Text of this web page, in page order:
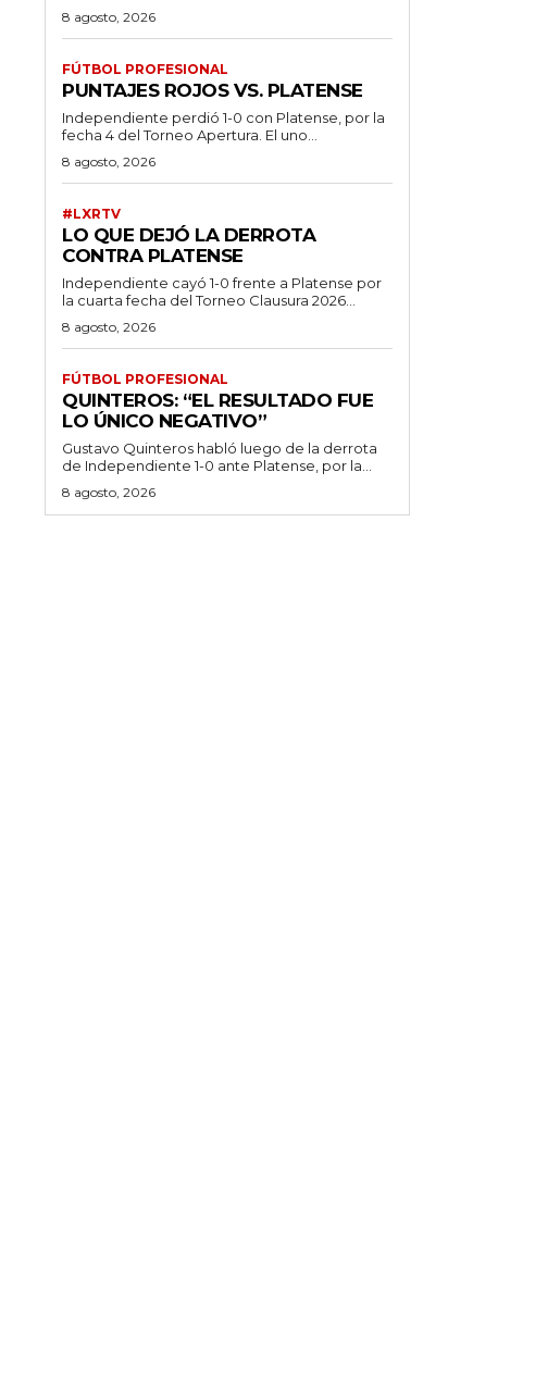
8 agosto, 2026
FÚTBOL PROFESIONAL
PUNTAJES ROJOS VS. PLATENSE
Independiente perdió 1-0 con Platense, por la
fecha 4 del Torneo Apertura. El uno...
8 agosto, 2026
#LXRTV
LO QUE DEJÓ LA DERROTA
CONTRA PLATENSE
Independiente cayó 1-0 frente a Platense por
la cuarta fecha del Torneo Clausura 2026...
8 agosto, 2026
FÚTBOL PROFESIONAL
QUINTEROS: “EL RESULTADO FUE
LO ÚNICO NEGATIVO”
Gustavo Quinteros habló luego de la derrota
de Independiente 1-0 ante Platense, por la...
8 agosto, 2026